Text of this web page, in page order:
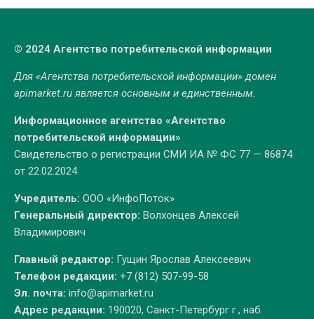
© 2024 Агентство потребительской информации
Для «Агентства потребительской информации» домен
apimarket.ruявляется основным и единственным.
Информационное агентство «Агентство
потребительской информации»
Свидетельство о регистрации СМИ ИА № ФС 77 — 86874
от 22.02.2024
Учредитель: ООО «ИнфоПоток»
Генеральный директор: Волхонцев Алексей
Владимирович
Главный редактор: Гущин Ярослав Алексеевич
Телефон редакции: +7 (812) 507-99-58
Эл. почта: info@apimarket.ru
Адрес редакции: 190020, Санкт-Петербург г., наб.